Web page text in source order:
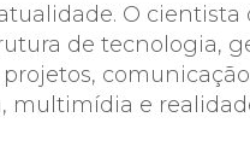
O
de tecnologia,
multimídia e